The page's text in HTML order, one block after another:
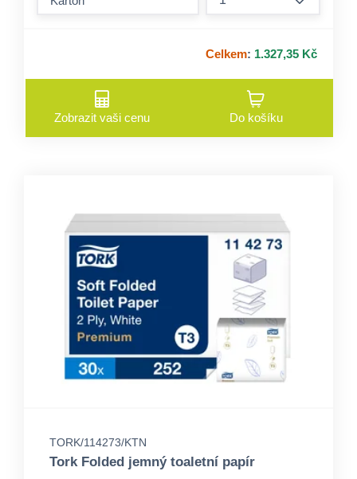
Celkem: 1.327,35 Kč
Zobrazit vaši cenu Do košíku
TORK/114273/KTN
Tork Folded jemný toaletní papír